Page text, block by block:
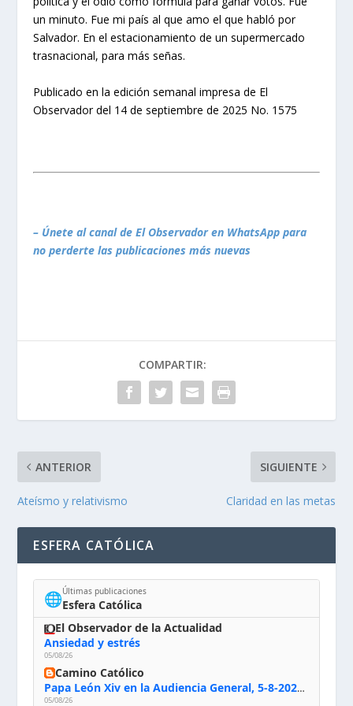
un minuto. Fue mi país al que amo el que habló por
Salvador. En el estacionamiento de un supermercado
trasnacional, para más señas.
Publicado en la edición semanal impresa de El
Observadordel 14 de septiembre de 2025 No. 1575
– Únete al canal de El Observador en WhatsApp para
no perderte las publicaciones más nuevas
COMPARTIR:
ANTERIOR
Ateísmo y relativismo
SIGUIENTE
Claridad en las metas
ESFERA CATÓLICA
🌐Últimas publicaciones
Esfera Católica
El Observador de la Actualidad
Ansiedad y estrés
05/08/26
Camino Católico
Papa León Xiv en la Audiencia General, 5-8-2026: «Dios en el primer puesto; la oración, nuestra primera obligación; la liturgia, la primera fuente de la vida divina que se nos comunica, la primera escuela de nuestra vida espiritual»
05/08/26